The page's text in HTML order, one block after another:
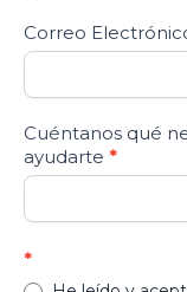
Correo
Cuéntanos qué
ayudarte *
*